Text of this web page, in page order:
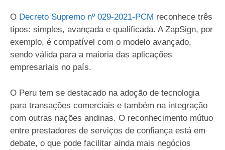
O Decreto Supremo nº 029-2021-PCM reconhece três
tipos: simples, avançada e qualificada. A ZapSign, por
exemplo, é compatível com o modelo avançado,
sendo válida para a maioria das aplicações
empresariais no país.
O Peru tem se destacado na adoção de tecnologia
para transações comerciais e também na integração
com outras nações andinas. O reconhecimento mútuo
entre prestadores de serviços de confiança está em
debate, o que pode facilitar ainda mais negócios